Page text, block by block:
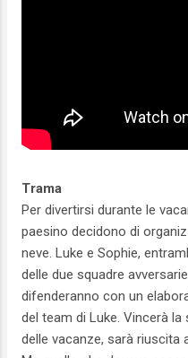
Trama
Per divertirsi durante le
paesino decidono di
neve. Luke e Sophie,
delle due squadre
difenderanno con un
del team di Luke. Vincerà
delle vacanze, sarà riuscita